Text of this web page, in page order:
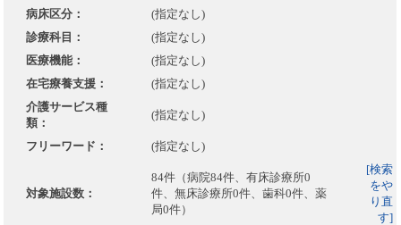
病床区分：
(指定なし)
診療科目：
(指定なし)
医療機能：
(指定なし)
在宅療養支援：
(指定なし)
介護サービス種
類：
(指定なし)
フリーワード： (指定なし)
対象施設数：
84件（病院84件、有床診療所0
件、無床診療所0件、歯科0件、薬
局0件）
[検索
をや
り直
す]